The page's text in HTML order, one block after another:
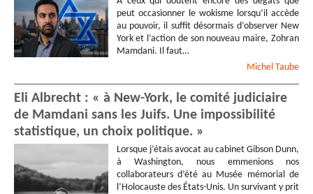
peut occasionner le wokisme lorsqu’il accède
au pouvoir, il suffit désormais d’observer New
York et l’action de son nouveau maire, Zohran
Mamdani. Il faut…
Michel Taube
Eli Albrecht : « à New-York, le comité judiciaire
de Mamdani sans les Juifs. Une impossibilité
statistique, un choix politique. »
Lorsque j’étais avocat au cabinet Gibson Dunn,
à Washington, nous emmenions nos
collaborateurs d’été au Musée mémorial de
l’Holocauste des États-Unis. Un survivant y prit